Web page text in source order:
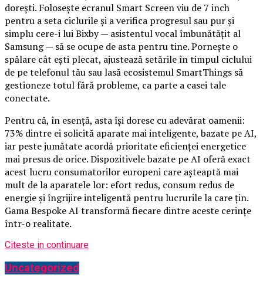
dorești. Folosește ecranul Smart Screen viu de 7 inch
pentru a seta ciclurile și a verifica progresul sau pur și
simplu cere-i lui Bixby — asistentul vocal îmbunătățit al
Samsung — să se ocupe de asta pentru tine. Pornește o
spălare cât ești plecat, ajustează setările în timpul ciclului
de pe telefonul tău sau lasă ecosistemul SmartThings să
gestioneze totul fără probleme, ca parte a casei tale
conectate.
Pentru că, în esență, asta își doresc cu adevărat oamenii:
73% dintre ei solicită aparate mai inteligente, bazate pe AI,
iar peste jumătate acordă prioritate eficienței energetice
mai presus de orice. Dispozitivele bazate pe AI oferă exact
acest lucru consumatorilor europeni care așteaptă mai
mult de la aparatele lor: efort redus, consum redus de
energie și îngrijire inteligentă pentru lucrurile la care țin.
Gama Bespoke AI transformă fiecare dintre aceste cerințe
într-o realitate.
Citeste in continuare
Uncategorized